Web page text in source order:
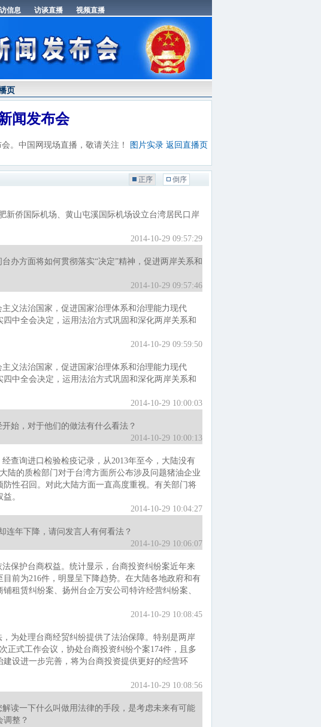
页
闻发布会
。中国网现场直播，敬请关注！ 图片实录 返回直播页
正序 倒序
新侨国际机场、黄山屯溪国际机场设立台湾居民口岸
2014-10-29 09:57:29
办方面将如何贯彻落实“决定”精神，促进两岸关系和
2014-10-29 09:57:46
义法治国家，促进国家治理体系和治理能力现代
中全会决定，运用法治方式巩固和深化两岸关系和
2014-10-29 09:59:50
义法治国家，促进国家治理体系和治理能力现代
中全会决定，运用法治方式巩固和深化两岸关系和
2014-10-29 10:00:03
始，对于他们的做法有什么看法？
2014-10-29 10:00:13
查询进口检验检疫记录，从2013年至今，大陆没有
陆的质检部门对于台湾方面所公布涉及问题猪油企业
性召回。对此大陆方面一直高度重视。有关部门将
。
2014-10-29 10:04:27
连年下降，请问发言人有何看法？
2014-10-29 10:06:07
保护台商权益。统计显示，台商投资纠纷案近年来
前为216件，明显呈下降趋势。在大陆各地政府和有
租赁纠纷案、扬州台企万安公司特许经营纠纷案、
2014-10-29 10:08:45
为处理台商经贸纠纷提供了法治保障。特别是两岸
正式工作会议，协处台商投资纠纷个案174件，且多
设进一步完善，将为台商投资提供更好的经营环
2014-10-29 10:08:56
读一下什么叫做用法律的手段，是考虑未来有可能
整？